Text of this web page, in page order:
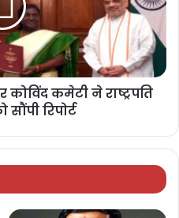
कमेटी ने राष्ट्रपति
सौंपी रिपोर्ट